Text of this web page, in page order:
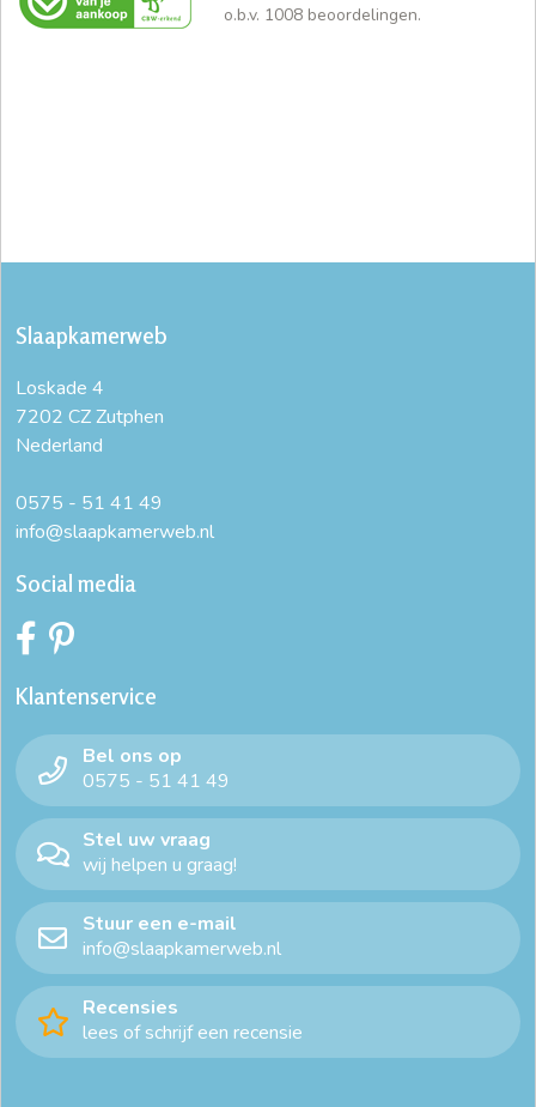
o.b.v. 1008 beoordelingen.
Slaapkamerweb
Loskade 4
7202 CZ Zutphen
Nederland
0575 - 51 41 49
info@slaapkamerweb.nl
Social media
Klantenservice
Bel ons op
0575 - 51 41 49
Stel uw vraag
wij helpen u graag!
Stuur een e-mail
info@slaapkamerweb.nl
Recensies
lees of schrijf een recensie